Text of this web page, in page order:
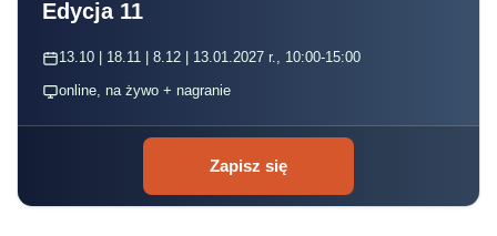
Edycja 11
13.10 | 18.11 | 8.12 | 13.01.2027 r., 10:00-15:00
online, na żywo + nagranie
Zapisz się